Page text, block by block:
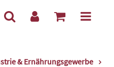
& Ernährungsgewerbe